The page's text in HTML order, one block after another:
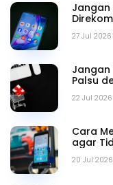
27 Jul 2026
Jangan
22 Jul 2026
Jangan
Palsu
20 Jul 2026
Cara
agar